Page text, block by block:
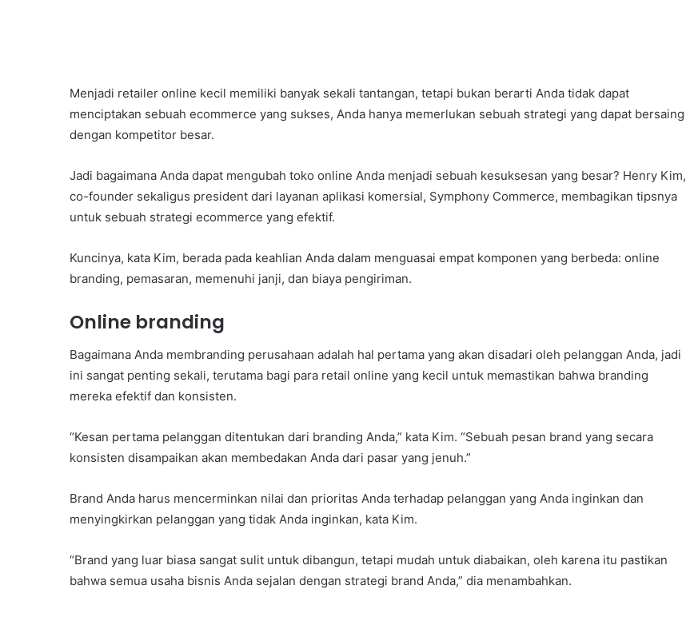
Menjadi retailer online kecil memiliki banyak sekali tantangan, tetapi bukan berarti Anda tidak dapat
menciptakan sebuah ecommerce yang sukses, Anda hanya memerlukan sebuah strategi yang dapat bersaing
dengan kompetitor besar.
Jadi bagaimana Anda dapat mengubah toko online Anda menjadi sebuah kesuksesan yang besar? Henry Kim,
co-founder sekaligus president dari layanan aplikasi komersial, Symphony Commerce, membagikan tipsnya
untuk sebuah strategi ecommerce yang efektif.
Kuncinya, kata Kim, berada pada keahlian Anda dalam menguasai empat komponen yang berbeda: online
branding, pemasaran, memenuhi janji, dan biaya pengiriman.
Online branding
Bagaimana Anda membranding perusahaan adalah hal pertama yang akan disadari oleh pelanggan Anda, jadi
ini sangat penting sekali, terutama bagi para retail online yang kecil untuk memastikan bahwa branding
mereka efektif dan konsisten.
“Kesan pertama pelanggan ditentukan dari branding Anda,” kata Kim. “Sebuah pesan brand yang secara
konsisten disampaikan akan membedakan Anda dari pasar yang jenuh.”
Brand Anda harus mencerminkan nilai dan prioritas Anda terhadap pelanggan yang Anda inginkan dan
menyingkirkan pelanggan yang tidak Anda inginkan, kata Kim.
“Brand yang luar biasa sangat sulit untuk dibangun, tetapi mudah untuk diabaikan, oleh karena itu pastikan
bahwa semua usaha bisnis Anda sejalan dengan strategi brand Anda,” dia menambahkan.